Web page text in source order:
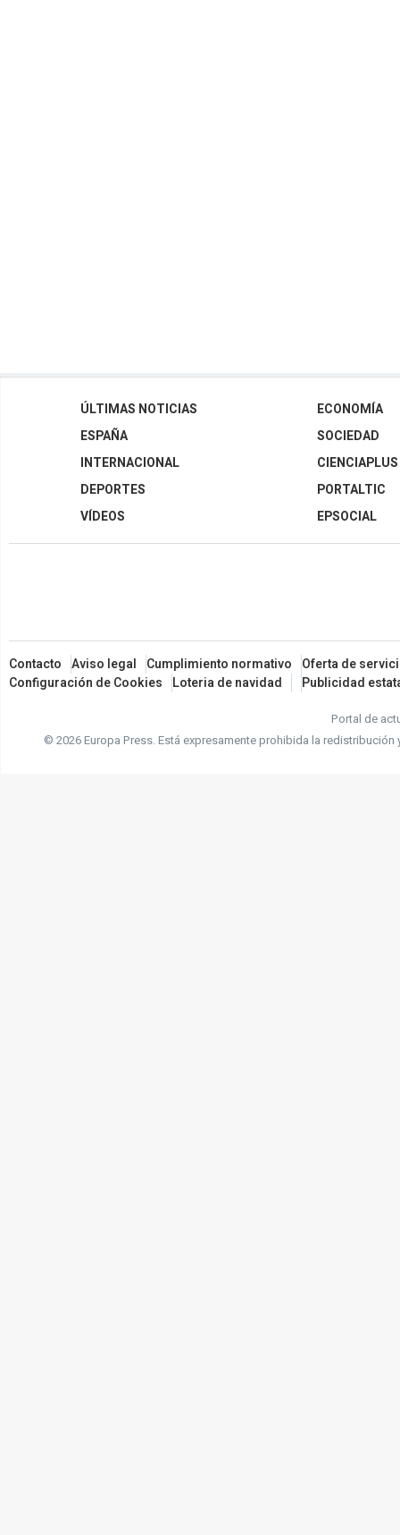
ÚLTIMAS NOTICIAS
ESPAÑA
INTERNACIONAL
DEPORTES
VÍDEOS
ECONOMÍA
SOCIEDAD
CIENCIAPLUS
PORTALTIC
EPSOCIAL
Contacto Aviso legal Cumplimiento normativo
Oferta de
Configuración de Cookies
Loteria de navidad Publicidad
Portal de
© 2026 Europa Press.Está expresamente prohibida la